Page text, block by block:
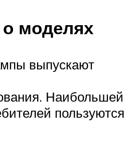
моделях
выпускают
Наибольшей
пользуются